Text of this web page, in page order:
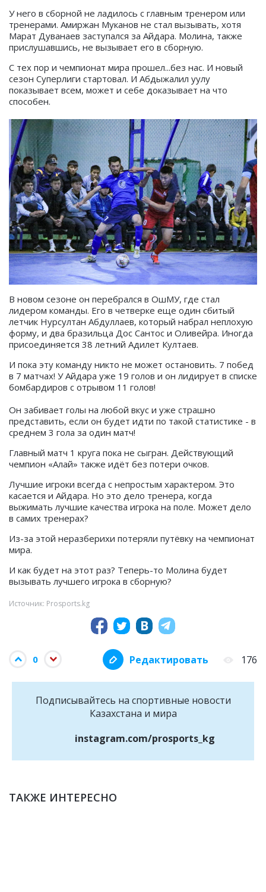
У него в сборной не ладилось с главным тренером или
тренерами. Амиржан Муканов не стал вызывать, хотя
Марат Дуванаев заступался за Айдара. Молина, также
прислушавшись, не вызывает его в сборную.
С тех пор и чемпионат мира прошел...без нас. И новый
сезон Суперлиги стартовал. И Абдыжалил уулу
показывает всем, может и себе доказывает на что
способен.
В новом сезоне он перебрался в ОшМУ, где стал
лидером команды. Его в четверке еще один сбитый
летчик Нурсултан Абдуллаев, который набрал неплохую
форму, и два бразильца Дос Сантос и Оливейра. Иногда
присоединяется 38 летний Адилет Култаев.
И пока эту команду никто не может остановить. 7 побед
в 7 матчах! У Айдара уже 19 голов и он лидирует в списке
бомбардиров с отрывом 11 голов!
Он забивает голы на любой вкус и уже страшно
представить, если он будет идти по такой статистике - в
среднем 3 гола за один матч!
Главный матч 1 круга пока не сыгран. Действующий
чемпион «Алай» также идёт без потери очков.
Лучшие игроки всегда с непростым характером. Это
касается и Айдара. Но это дело тренера, когда
выжимать лучшие качества игрока на поле. Может дело
в самих тренерах?
Из-за этой неразберихи потеряли путёвку на чемпионат
мира.
И как будет на этот раз? Теперь-то Молина будет
вызывать лучшего игрока в сборную?
Источник: Prosports.kg
0 Редактировать 176
Подписывайтесь на cпортивные новости
Казахстана и мира
instagram.com/prosports_kg
ТАКЖЕ ИНТЕРЕСНО